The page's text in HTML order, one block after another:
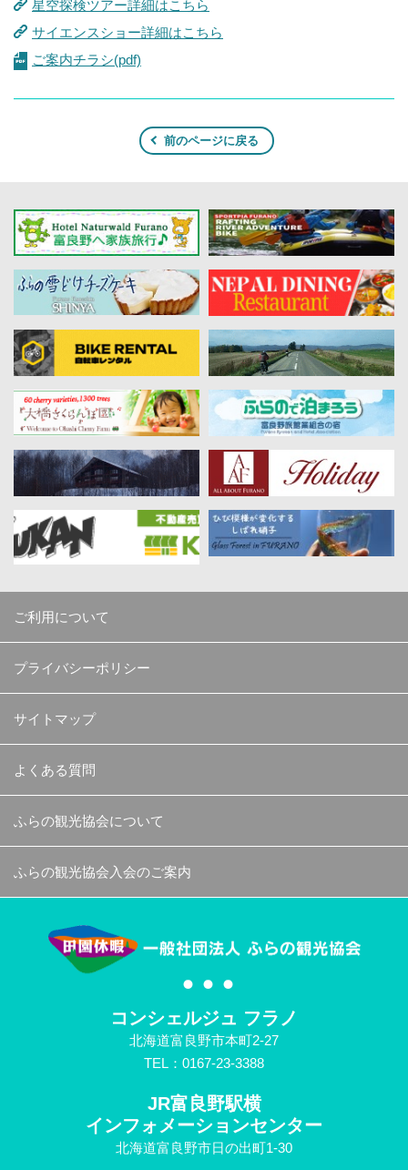
星空探検ツアー詳細はこちら
サイエンスショー詳細はこちら
ご案内チラシ(pdf)
前のページに戻る
ご利用について
プライバシーポリシー
サイトマップ
よくある質問
ふらの観光協会について
ふらの観光協会入会のご案内
コンシェルジュ フラノ
北海道富良野市本町2-27
TEL：0167-23-3388
JR富良野駅横
インフォメーションセンター
北海道富良野市日の出町1-30